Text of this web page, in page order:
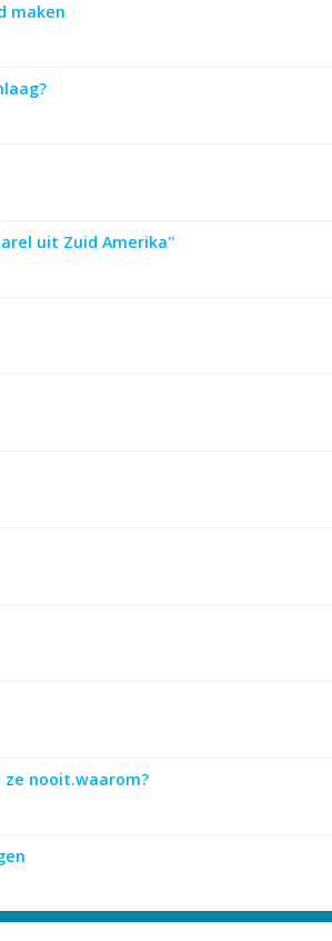
maken
uit Zuid Amerika''
ze nooit.waarom?